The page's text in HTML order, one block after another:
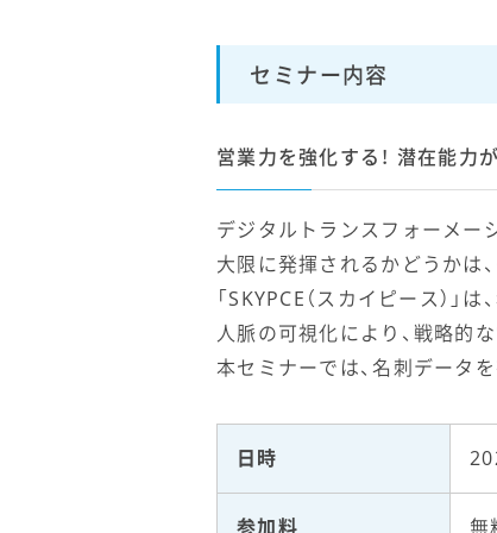
セミナー内容
営業力を強化する！ 潜在能力
デジタルトランスフォーメー
大限に発揮されるかどうかは
「SKYPCE（スカイピース）
人脈の可視化により、戦略的
本セミナーでは、名刺データ
日時
参加料 無